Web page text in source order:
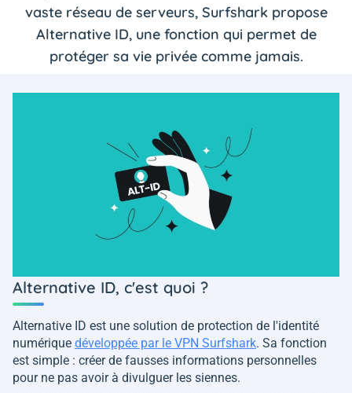
vaste réseau de serveurs, Surfshark propose
Alternative ID, une fonction qui permet de
protéger sa vie privée comme jamais.
Alternative ID, c'est quoi ?
Alternative ID est une solution de protection de l'identité
numérique développée par le VPN Surfshark. Sa fonction
est simple : créer de fausses informations personnelles
pour ne pas avoir à divulguer les siennes.